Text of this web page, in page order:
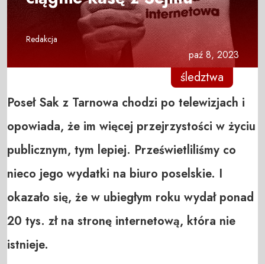
Redakcja
paź 8, 2023
śledztwa
Poseł Sak z Tarnowa chodzi po telewizjach i
opowiada, że im więcej przejrzystości w życiu
publicznym, tym lepiej. Prześwietliliśmy co
nieco jego wydatki na biuro poselskie. I
okazało się, że w ubiegłym roku wydał ponad
20 tys. zł na stronę internetową, która nie
istnieje.